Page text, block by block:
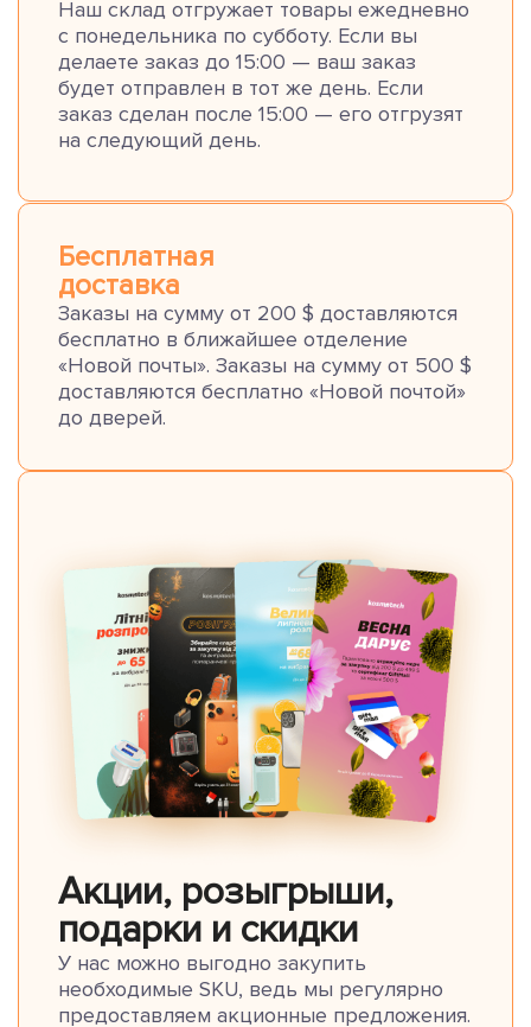
Наш склад отгружает товары ежедневно
с понедельника по субботу. Если вы
делаете заказ до 15:00 — ваш заказ
будет отправлен в тот же день. Если
заказ сделан после 15:00 — его отгрузят
на следующий день.
Бесплатная
доставка
Заказы на сумму от 200 $ доставляются
бесплатно в ближайшее отделение
«Новой почты». Заказы на сумму от 500 $
доставляются бесплатно «Новой почтой»
до дверей.
Акции, розыгрыши,
подарки и скидки
У нас можно выгодно закупить
необходимые SKU, ведь мы регулярно
предоставляем акционные предложения.